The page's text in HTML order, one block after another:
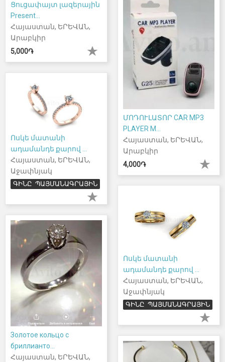
Ցուցափայտ լազերային
Present...
Հայաստան, ԵՐԵՎԱՆ,
Արաբկիր
5,000֏
ՄՈԴՈՒԼԱՏՈՐ CAR MP3
PLAYER M...
Հայաստան, ԵՐԵՎԱՆ,
Արաբկիր
4,000֏
Ոսկե մատանի
ադամանդե քարով ...
Հայաստան, ԵՐԵՎԱՆ,
Աջափնյակ
ԳԻՆԸ ՊԱՅՄԱՆԱԳՐԱՅԻՆ
Ոսկե մատանի
ադամանդե քարով ...
Հայաստան, ԵՐԵՎԱՆ,
Աջափնյակ
ԳԻՆԸ ՊԱՅՄԱՆԱԳՐԱՅԻՆ
Золотое кольцо с
бриллианто...
Հայաստան, ԵՐԵՎԱՆ,